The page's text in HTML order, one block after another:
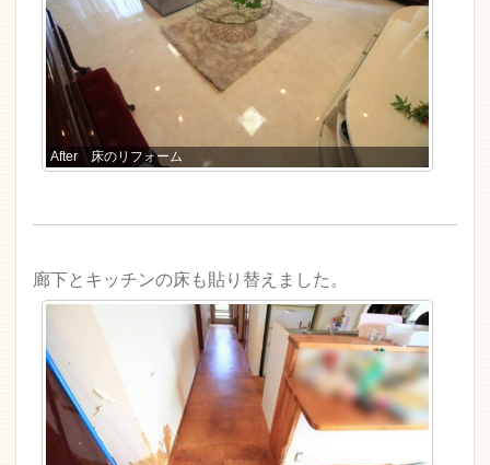
After 床のリフォーム
廊下とキッチンの床も貼り替えました。